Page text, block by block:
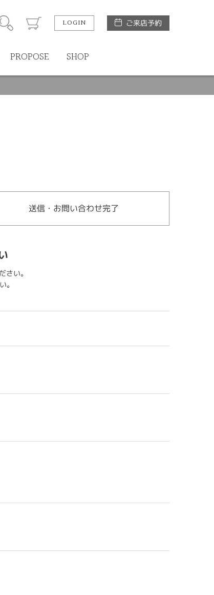
LOGIN ご来店予約
PROPOSE SHOP
送信・お問い合わせ完了
い。
。